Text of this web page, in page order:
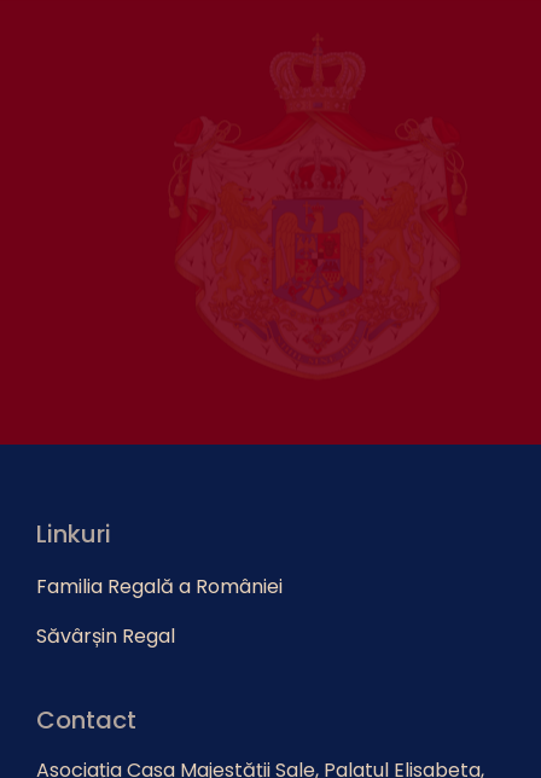
Linkuri
Familia Regală a României
Săvârșin Regal
Contact
Asociația Casa Majestății Sale, Palatul Elisabeta,